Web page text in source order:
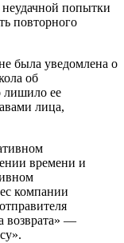
попытки
повторного
была уведомлена о
об
лишило ее
лица,
времени и
компании
возврата» —